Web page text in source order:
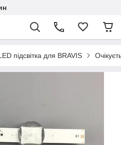
підсвітка для BRAVIS